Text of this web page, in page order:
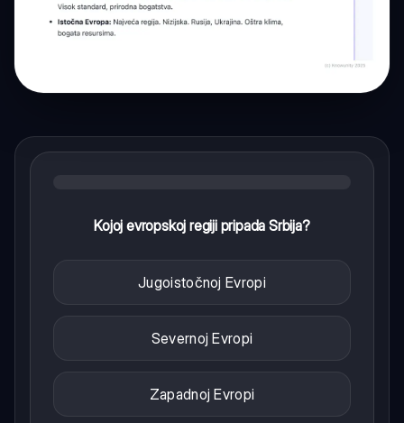
Kojoj evropskoj regiji pripada Srbija?
Jugoistočnoj Evropi
Severnoj Evropi
Zapadnoj Evropi